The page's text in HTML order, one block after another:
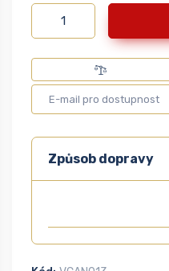
Způsob dopravy